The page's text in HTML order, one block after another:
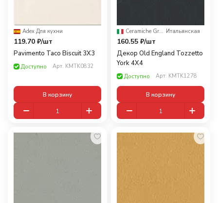
Adex·Для кухни
119.70 ₽/шт
Pavimento Taco Biscuit 3X3
Доступно Арт. KMTK0832
В корзину
Ceramiche Grazia ·Итальянская
160.55 ₽/шт
Декор Old England Tozzetto
York 4X4
Доступно Арт. KMTK1278
В корзину